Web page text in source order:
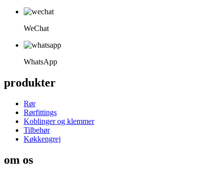
WeChat
WhatsApp
produkter
Rør
Rørfittings
Koblinger og klemmer
Tilbehør
Køkkengrej
om os